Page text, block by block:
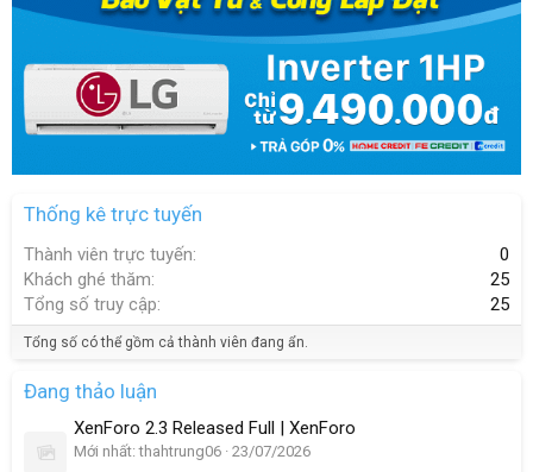
Thống kê trực tuyến
Thành viên trực tuyến
0
Khách ghé thăm
25
Tổng số truy cập
25
Tổng số có thể gồm cả thành viên đang ẩn.
Đang thảo luận
XenForo 2.3 Released Full | XenForo
Mới nhất: thahtrung06 23/07/2026